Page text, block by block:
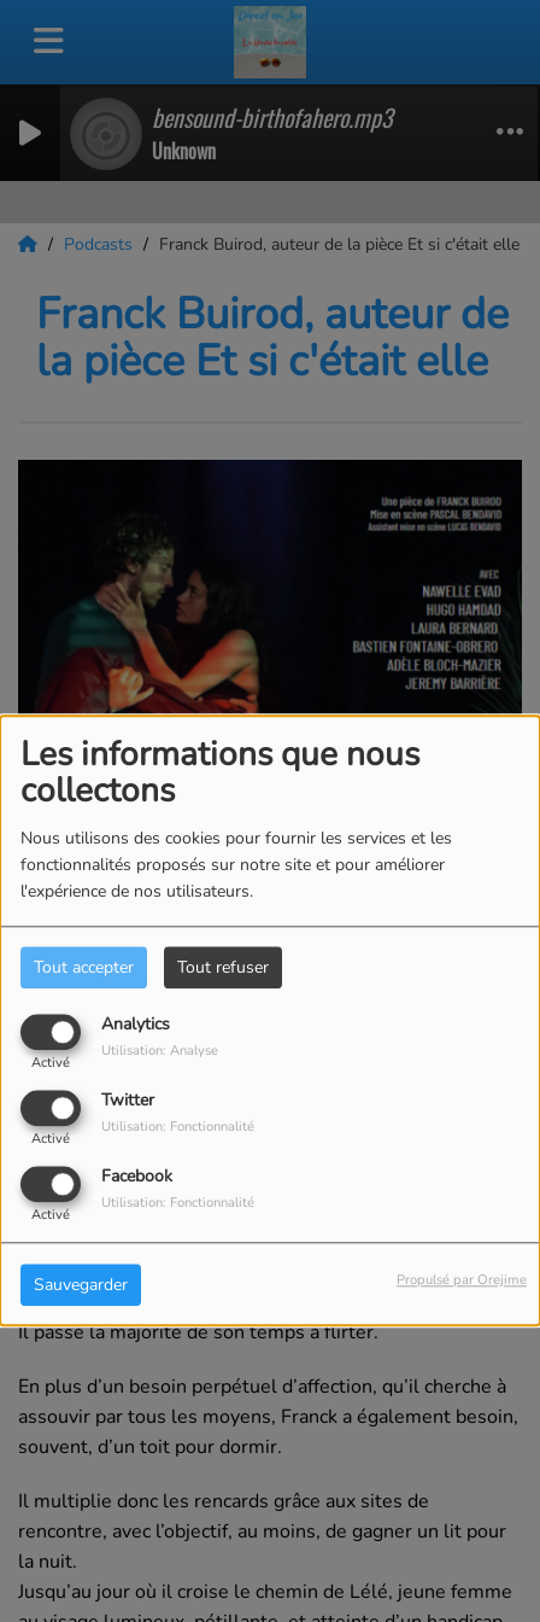
Les informations que nous
collectons
Nous utilisons des cookies pour fournir les services et les
fonctionnalités proposés sur notre site et pour améliorer
l'expérience de nos utilisateurs.
Tout accepter Tout refuser
Analytics
Activé
Utilisation: Analyse
Twitter
Activé
Utilisation: Fonctionnalité
Facebook
Activé
Utilisation: Fonctionnalité
Sauvegarder Propulsé par Orejime
bensound-birthofahero.mp3
Unknown
Podcasts Franck Buirod, auteur de la pièce Et si c'était elle
Franck Buirod, auteur de
la pièce Et si c'était elle
09 JANVIER 2025
Écouter le podcast Télécharger le podcast
Franck est désinvolte, superficiel et sans ambition.
Il passe la majorité de son temps à flirter.
En plus d’un besoin perpétuel d’affection, qu’il cherche à
assouvir par tous les moyens, Franck a également besoin,
souvent, d’un toit pour dormir.
Il multiplie donc les rencards grâce aux sites de
rencontre, avec l’objectif, au moins, de gagner un lit pour
la nuit.
Jusqu’au jour où il croise le chemin de Lélé, jeune femme